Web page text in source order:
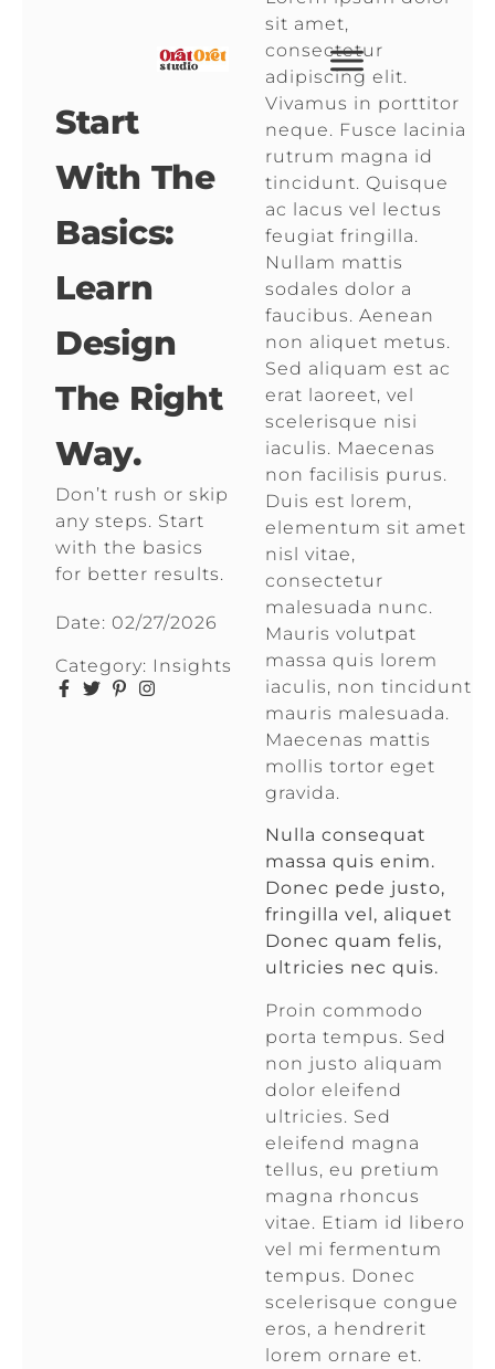
sit amet,
consectetur
adipiscing elit.
Vivamus in porttitor
neque. Fusce lacinia
rutrum magna id
tincidunt. Quisque
ac lacus vel lectus
feugiat fringilla.
Nullam mattis
sodales dolor a
faucibus. Aenean
non aliquet metus.
Sed aliquam est ac
erat laoreet, vel
scelerisque nisi
iaculis. Maecenas
non facilisis purus.
Duis est lorem,
elementum sit amet
nisl vitae,
consectetur
malesuada nunc.
Mauris volutpat
massa quis lorem
iaculis, non tincidunt
mauris malesuada.
Maecenas mattis
mollis tortor eget
gravida.
Nulla consequat
massa quis enim.
Donec pede justo,
fringilla vel, aliquet
Donec quam felis,
ultricies nec quis.
Proin commodo
porta tempus. Sed
non justo aliquam
dolor eleifend
ultricies. Sed
eleifend magna
tellus, eu pretium
magna rhoncus
vitae. Etiam id libero
vel mi fermentum
tempus. Donec
scelerisque congue
eros, a hendrerit
lorem ornare et.
Start
With The
Basics:
Learn
Design
The Right
Way.
Don’t rush or skip
any steps. Start
with the basics
for better results.
Date: 02/27/2026
Category: Insights